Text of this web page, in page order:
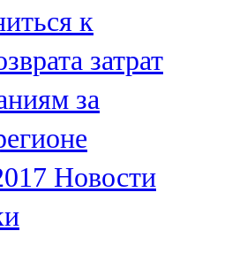
к
затрат
за
Новости